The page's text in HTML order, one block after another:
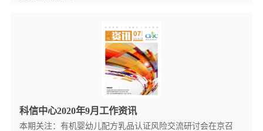
科信中心2020年9月工作资讯
本期关注：有机婴幼儿配方乳品认证风险交流研讨会在京召